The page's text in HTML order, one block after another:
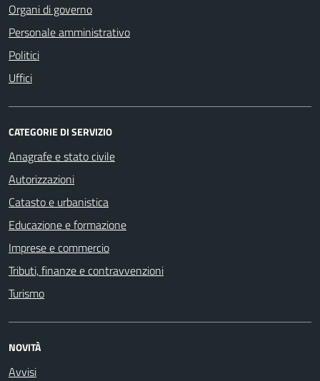
Organi di governo
Personale amministrativo
Politici
Uffici
CATEGORIE DI SERVIZIO
Anagrafe e stato civile
Autorizzazioni
Catasto e urbanistica
Educazione e formazione
Imprese e commercio
Tributi, finanze e contravvenzioni
Turismo
NOVITÀ
Avvisi